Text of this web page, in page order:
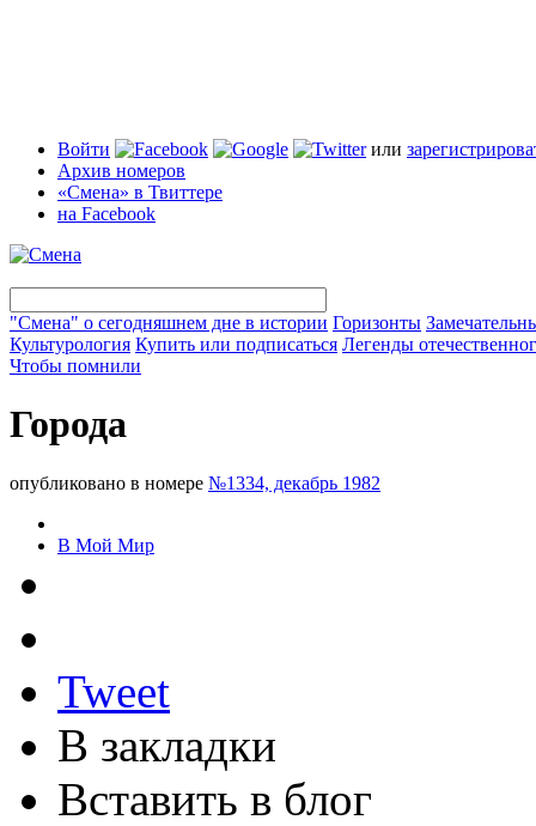
Войти или
Архив номеров
«Смена» в Твиттере
на Facebook
"Смена" о сегодняшнем дне в истории Горизонты
Культурология Купить или подписаться Легенды
Чтобы помнили
Города
опубликовано в номере №1334, декабрь 1982
В Мой Мир
Tweet
В закладки
Вставить в блог